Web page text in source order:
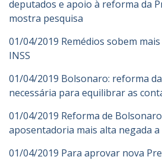
deputados e apoio à reforma da
mostra pesquisa
01/04/2019 Remédios sobem
INSS
01/04/2019 Bolsonaro: reforma
necessária para equilibrar as
01/04/2019 Reforma de
aposentadoria mais alta negada
01/04/2019 Para aprovar nova